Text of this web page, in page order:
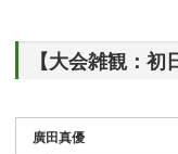
【大会雑観：初
廣田真優